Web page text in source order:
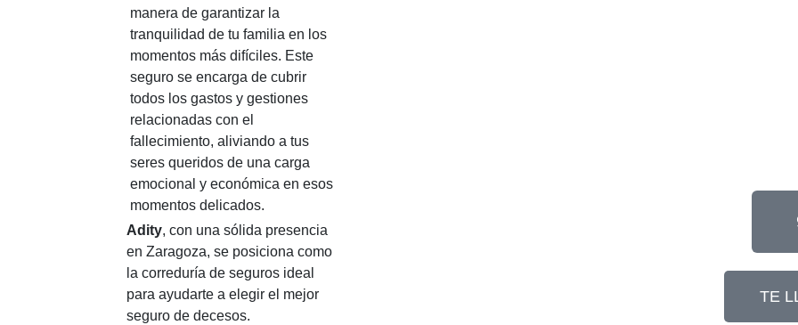
manera de garantizar la
tranquilidad de tu familia en los
momentos más difíciles. Este
seguro se encarga de cubrir
todos los gastos y gestiones
relacionadas con el
fallecimiento, aliviando a tus
seres queridos de una carga
emocional y económica en esos
momentos delicados.
Adity, con una sólida presencia
en Zaragoza, se posiciona como
la correduría de seguros ideal
para ayudarte a elegir el mejor
seguro de decesos.
TE